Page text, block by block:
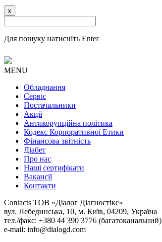
x
Для пошуку натисніть Enter
MENU
Обладнання
Сервіс
Постачальники
Акції
Антикорупційна політика
Кодекс Корпоративної Етики
Фінансова звітність
Діабет
Про нас
Наші сертифікати
Вакансії
Контакти
Contacts ТОВ «Діалог Діагностікс»
вул. Лебединська, 10, м. Київ, 04209, Україна
тел./факс: +380 44 390 3776 (багатоканальний)
e-mail: info@dialogd.com